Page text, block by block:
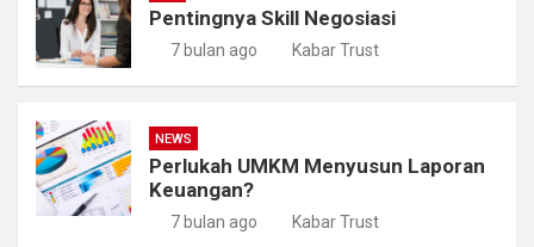
Pentingnya Skill Negosiasi
7 bulan ago Kabar Trust
NEWS
Perlukah UMKM Menyusun Laporan
Keuangan?
7 bulan ago Kabar Trust